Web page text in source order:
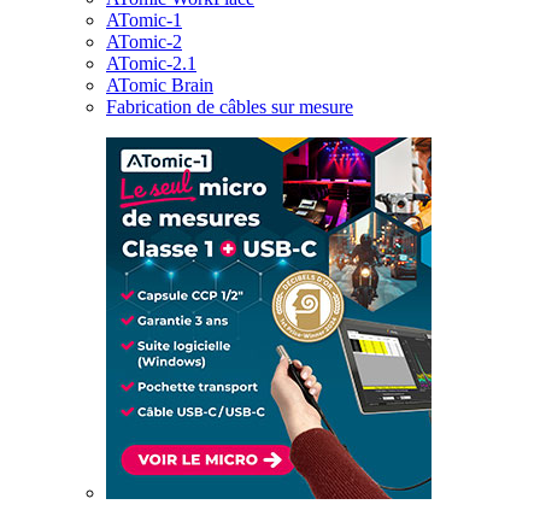
ATomic-1
ATomic-2
ATomic-2.1
ATomic Brain
Fabrication de câbles sur mesure